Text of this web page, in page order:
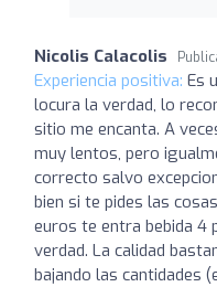
Nicolis Calacolis
Experiencia positiva: Es
locura la verdad, lo
sitio me encanta. A
muy lentos, pero
correcto salvo
bien si te pides las
euros te entra bebida 4
verdad. La calidad
bajando las cantidades